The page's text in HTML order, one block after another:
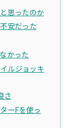
思ったのか
安だった
かった
ルジョッキ
さ
ーFを使っ